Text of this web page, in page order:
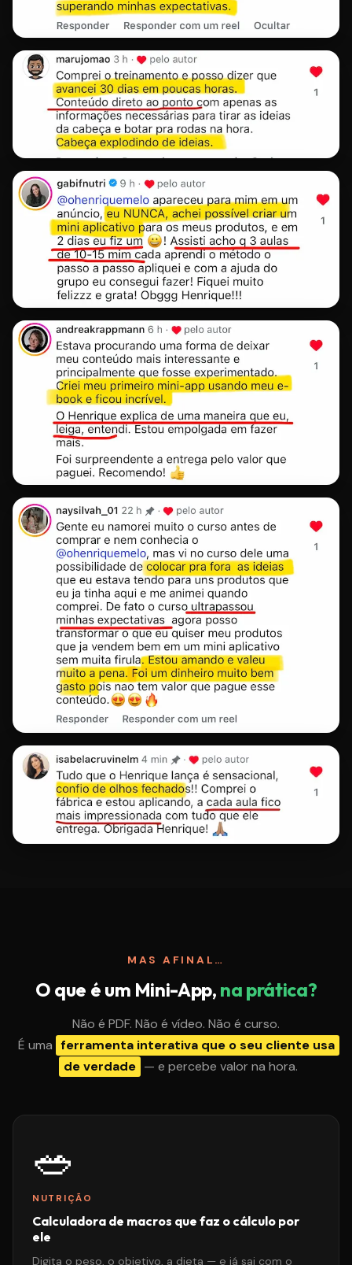
MAS AFINAL…
O que é um Mini-App, na prática?
Não é PDF. Não é vídeo. Não é curso.
É uma ferramenta interativa que o seu cliente usa
de verdade — e percebe valor na hora.
🥗
NUTRIÇÃO
Calculadora de macros que faz o cálculo por
ele
Digita o peso, o objetivo, a dieta — e já sai com o